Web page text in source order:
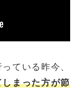
ている昨今、
まった方が節